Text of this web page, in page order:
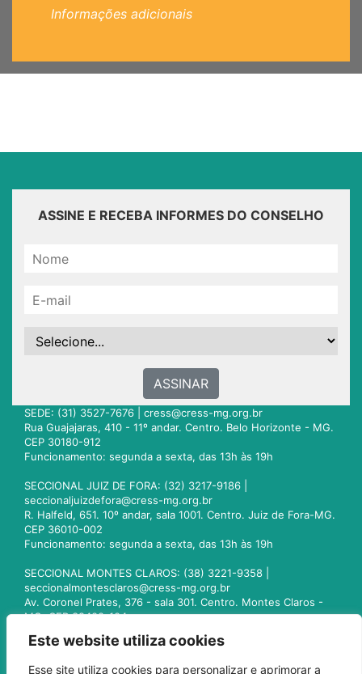
Este website utiliza cookies
Esse site utiliza cookies para personalizar e aprimorar a
Informações adicionais
ASSINE E RECEBA INFORMES DO CONSELHO
ASSINAR
SEDE: (31) 3527-7676 | cress@cress-mg.org.br
Rua Guajajaras, 410 - 11º andar. Centro. Belo Horizonte - MG.
CEP 30180-912
Funcionamento: segunda a sexta, das 13h às 19h
SECCIONAL JUIZ DE FORA: (32) 3217-9186 |
seccionaljuizdefora@cress-mg.org.br
R. Halfeld, 651. 10º andar, sala 1001. Centro. Juiz de Fora-MG.
CEP 36010-002
Funcionamento: segunda a sexta, das 13h às 19h
SECCIONAL MONTES CLAROS: (38) 3221-9358 |
seccionalmontesclaros@cress-mg.org.br
Av. Coronel Prates, 376 - sala 301. Centro. Montes Claros -
MG. CEP 39400-104